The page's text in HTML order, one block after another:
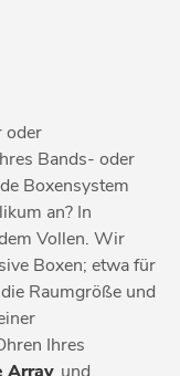
oder
Bands- oder
Boxensystem
an? In
Vollen. Wir
Boxen; etwa für
Raumgröße und
Ihres